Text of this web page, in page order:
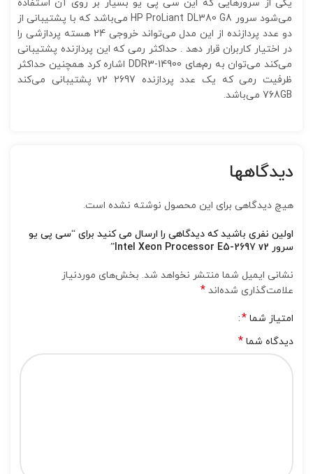
یکی از سرورهایی که این سی پی یو بسیار بر روی آن استفاده
می‌شود سرور HP ProLiant DL380 G8 می‌باشد که با پشتیبانی از
دو عدد پردازنده از این مدل می‌تواند خروجی 24 هسته پردازشی را
در اختیار کاربران قرار دهد . حداکثر رمی که این پردازنده پشتیبانی
می‌کند می‌توان به رم‌های DDR3-14900 اشاره کرد همچنین حداکثر
ظرفیت رمی که یک عدد پردازنده 2697 v2 پشتیبانی می‌کند
768GB می‌باشد.
دیدگاهها
هیچ دیدگاهی برای این محصول نوشته نشده است.
اولین نفری باشید که دیدگاهی را ارسال می کنید برای “سی پی یو
سرور Intel Xeon Processor E5-2697 v2”
نشانی ایمیل شما منتشر نخواهد شد. بخش‌های موردنیاز
علامت‌گذاری شده‌اند *
امتیاز شما *
دیدگاه شما *